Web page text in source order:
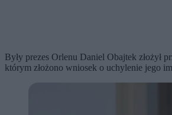
Były prezes Orlenu Daniel Obajtek złożył
którym złożono wniosek o uchylenie jego